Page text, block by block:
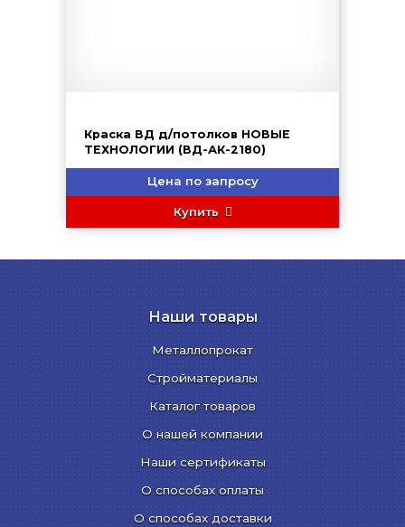
Краска ВД д/потолков НОВЫЕ
ТЕХНОЛОГИИ (ВД-АК-2180)
Цена по запросу
Купить
Наши товары
Металлопрокат
Стройматериалы
Каталог товаров
О нашей компании
Наши сертификаты
О способах оплаты
О способах доставки